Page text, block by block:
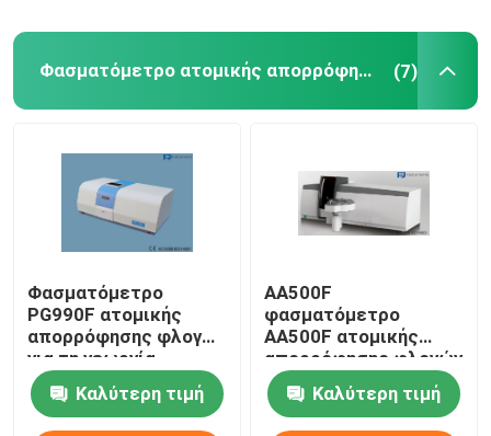
Φασματόμετρο ατομικής απορρόφησης φλογών (7)
Φασματόμετρο
PG990F ατομικής
απορρόφησης φλογών
για τη γεωργία,
ακρίβεια μήκους
κύματος + 0.15nm
Καλύτερη τιμή
AA500F
φασματόμετρο
AA500F ατομικής
απορρόφησης φλογών
υψηλής επίδοσης με
τον πυργίσκο 8-
λαμπτήρων
Καλύτερη τιμή